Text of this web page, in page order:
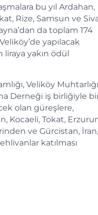
bu yıl Ardahan,
Rize, Samsun ve
da toplam 174
yapılacak
yakın ödül
Veliköy Muhtarlığı
Derneği iş birliğiyle
olan güreşlere,
Kocaeli, Tokat,
ve Gürcistan, İran,
katılması